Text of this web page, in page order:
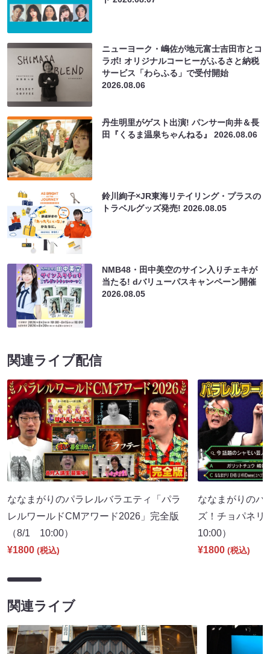
ニューヨーク・嶋佐が地元富士吉田市とコ
ラボ! オリジナルコーヒーがふるさと納税
サービス「わらふる」で受付開始
2026.08.06
丹生明里がゲスト出演! パンサー向井＆長
田『くるま温泉ちゃんねる』2026.08.06
鈴川絢子×JR東海リテイリング・プラスの
トラベルグッズ発売!2026.08.05
NMB48・田中美空のサイン入りチェキが
当たる! dバリューパスキャンペーン開催
2026.08.05
関連ライブ配信
ななまがりのパラレルバラエティ「パラ
レルワールドCMアワード2026」完全版
（8/1 10:00）
¥1800 (税込)
ななまがりのパ
ズ！チョパネ
10:00）
¥1800 (税込)
関連ライブ